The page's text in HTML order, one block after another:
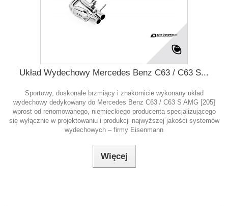
Układ Wydechowy Mercedes Benz C63 / C63 S...
Sportowy, doskonale brzmiący i znakomicie wykonany układ
wydechowy dedykowany do Mercedes Benz C63 / C63 S AMG [205]
wprost od renomowanego, niemieckiego producenta specjalizującego
się wyłącznie w projektowaniu i produkcji najwyższej jakości systemów
wydechowych – firmy Eisenmann
Więcej